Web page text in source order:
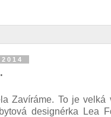
Zavíráme. To je velká
designérka Lea